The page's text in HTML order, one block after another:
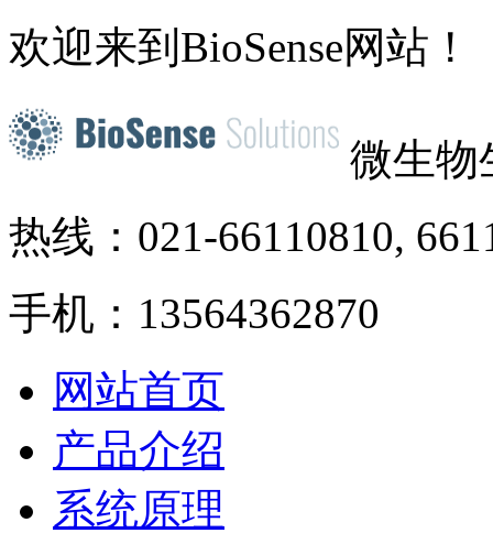
欢迎来到BioSense网站！
微生物
热线：021-66110810,
手机：13564362870
网站首页
产品介绍
系统原理